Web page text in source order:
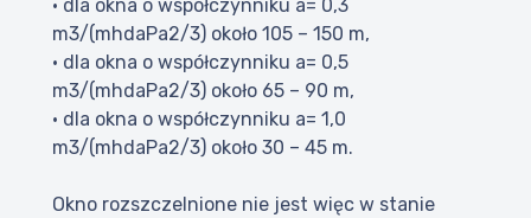
• dla okna o współczynniku a= 0,3
m3/(mhdaPa2/3) około 105 – 150 m,
• dla okna o współczynniku a= 0,5
m3/(mhdaPa2/3) około 65 – 90 m,
• dla okna o współczynniku a= 1,0
m3/(mhdaPa2/3) około 30 – 45 m.
Okno rozszczelnione nie jest więc w stanie